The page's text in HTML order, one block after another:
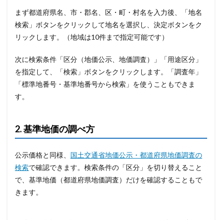
まず都道府県名、市・郡名、区・町・村名を入力後、「地名
検索」ボタンをクリックして地名を選択し、決定ボタンをク
リックします。（地域は10件まで指定可能です）
次に検索条件「区分（地価公示、地価調査）」「用途区分」
を指定して、「検索」ボタンをクリックします。「調査年」
「標準地番号・基準地番号から検索」を使うこともできま
す。
2. 基準地価の調べ方
公示価格と同様、 国土交通省地価公示・都道府県地価調査の
検索で確認できます。検索条件の「区分」を切り替えること
で、基準地価（都道府県地価調査）だけを確認することもで
きます。